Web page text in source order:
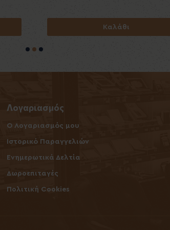
Καλάθι
Καλάθι
Λογαριασμός
O Λογαριασμός μου
Ιστορικό Παραγγελιών
Ενημερωτικά Δελτία
Δωροεπιταγές
Πολιτική Cookies